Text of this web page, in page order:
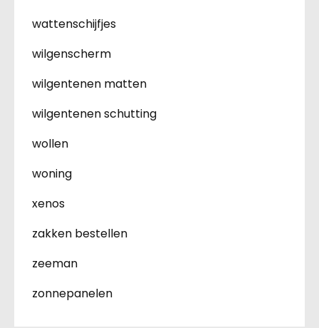
wattenschijfjes
wilgenscherm
wilgentenen matten
wilgentenen schutting
wollen
woning
xenos
zakken bestellen
zeeman
zonnepanelen